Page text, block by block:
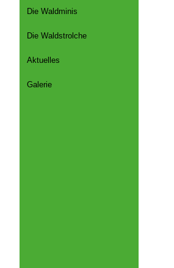
Die Waldminis
Die Waldstrolche
Aktuelles
Galerie